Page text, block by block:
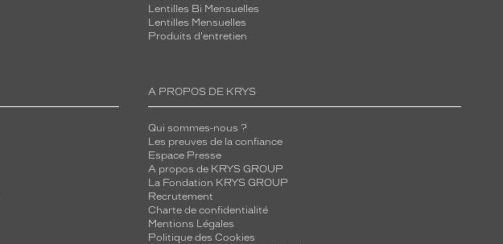
Lentilles Bi Mensuelles
Lentilles Mensuelles
Produits d'entretien
A PROPOS DE KRYS
Qui sommes-nous ?
Les preuves de la confiance
Espace Presse
A propos de KRYS GROUP
La Fondation KRYS GROUP
Recrutement
Charte de confidentialité
Mentions Légales
Politique des Cookies